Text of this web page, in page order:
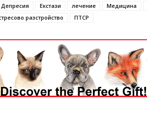
Депресия Екстази лечение Медицина
разстройство ПТСР